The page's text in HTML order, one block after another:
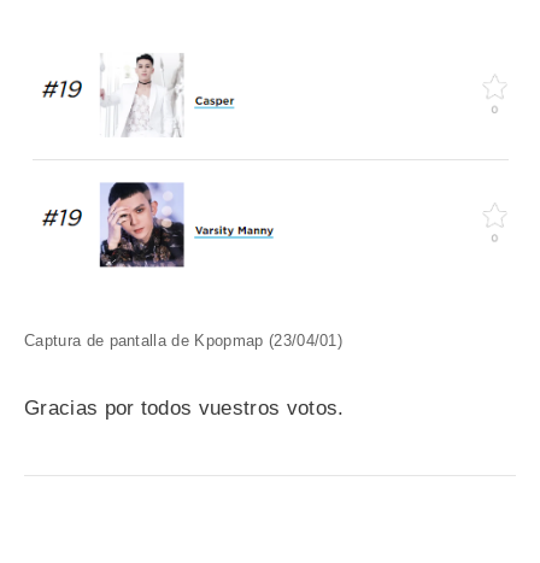
Captura de pantalla de Kpopmap (23/04/01)
Gracias por todos vuestros votos.